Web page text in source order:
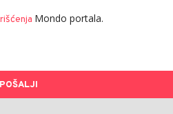
Mondo portala.
POŠALJI